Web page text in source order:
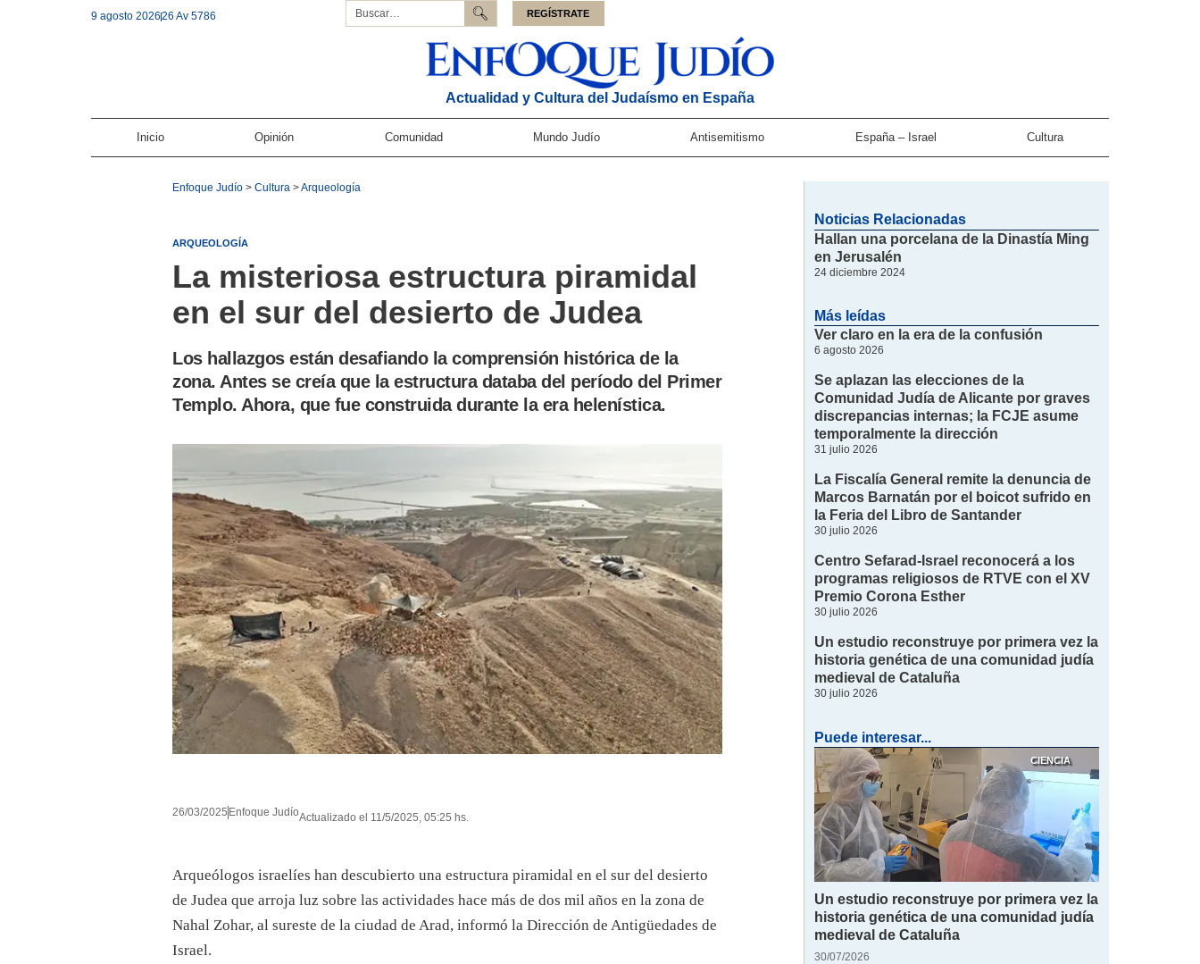
9 agosto 202626 Av 5786 REGÍSTRATE
Actualidad y Cultura del Judaísmo en España
Inicio Opinión Comunidad Mundo Judío Antisemitismo España – Israel Cultura
Enfoque Judío >Cultura >Arqueología
ARQUEOLOGÍA
La misteriosa estructura piramidal
en el sur del desierto de Judea
Los hallazgos están desafiando la comprensión histórica de la
zona. Antes se creía que la estructura databa del período del Primer
Templo. Ahora, que fue construida durante la era helenística.
26/03/2025 Enfoque JudíoActualizado el 11/5/2025, 05:25 hs.
Arqueólogos israelíes han descubierto una estructura piramidal en el sur del desierto
de Judea que arroja luz sobre las actividades hace más de dos mil años en la zona de
Nahal Zohar, al sureste de la ciudad de Arad, informó la Dirección de Antigüedades de
Israel.
Noticias Relacionadas
Hallan una porcelana de la Dinastía Ming
en Jerusalén
24 diciembre 2024
Más leídas
Ver claro en la era de la confusión
6 agosto 2026
Se aplazan las elecciones de la
Comunidad Judía de Alicante por graves
discrepancias internas; la FCJE asume
temporalmente la dirección
31 julio 2026
La Fiscalía General remite la denuncia de
Marcos Barnatán por el boicot sufrido en
la Feria del Libro de Santander
30 julio 2026
Centro Sefarad-Israel reconocerá a los
programas religiosos de RTVE con el XV
Premio Corona Esther
30 julio 2026
Un estudio reconstruye por primera vez la
historia genética de una comunidad judía
medieval de Cataluña
30 julio 2026
Puede interesar...
CIENCIA
Un estudio reconstruye por primera vez la
historia genética de una comunidad judía
medieval de Cataluña
30/07/2026